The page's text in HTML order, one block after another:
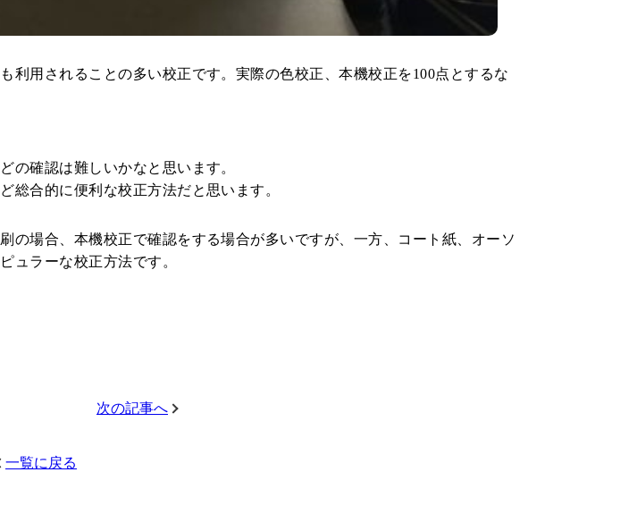
用されることの多い校正です。実際の色校正、本機校正を100点とするな
の確認は難しいかなと思います。
総合的に便利な校正方法だと思います。
の場合、本機校正で確認をする場合が多いですが、一方、コート紙、オーソ
ュラーな校正方法です。
次の記事へ
一覧に戻る